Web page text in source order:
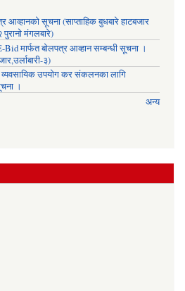
सूचना (साप्ताहिक बुधबारे हाटबजार
पुरानो मंगलबारे)
मार्फत बोलपत्र आव्हान सम्बन्धी सूचना ।
३)
व्यवसायिक उपयोग कर संकलनका लागि
।
अन्य